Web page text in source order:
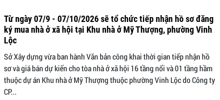
Từ ngày 07/9 - 07/10/2026 sẽ tổ chức tiếp nhận hồ sơ đăng
ký mua nhà ở xã hội tại Khu nhà ở Mỹ Thượng, phường Vinh
Lộc
Sở Xây dựng vừa ban hành Văn bản công khai thời gian tiếp nhận hồ
sơ và giá bán dự kiến cho tòa nhà ở xã hội 16 tầng nổi và 01 tầng hầm
thuộc dự án Khu nhà ở Mỹ Thượng thuộc phường Vinh Lộc do Công ty
CP...